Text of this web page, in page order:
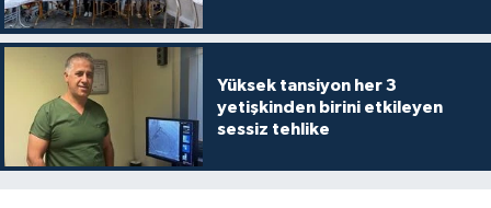
Yüksek tansiyon her 3
yetişkinden birini etkileyen
sessiz tehlike